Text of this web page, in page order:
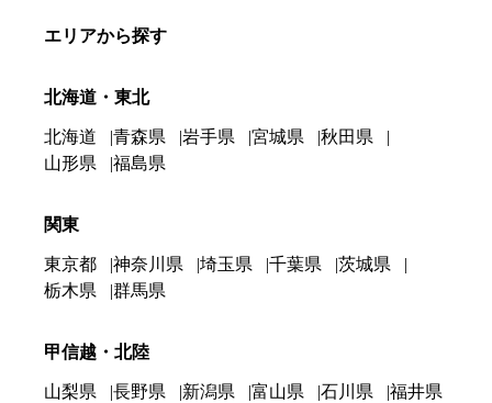
エリアから探す
北海道・東北
北海道 青森県 岩手県 宮城県
秋田県
山形県
福島県
関東
東京都 神奈川県 埼玉県 千葉県
茨城県
栃木県
群馬県
甲信越・北陸
山梨県 長野県 新潟県 富山県 石川県 福井県